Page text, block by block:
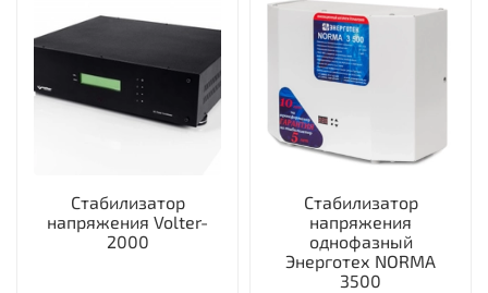
Стабилизатор
напряжения Volter-
2000
Стабилизатор
напряжения
однофазный
Энерготех NORMA
3500